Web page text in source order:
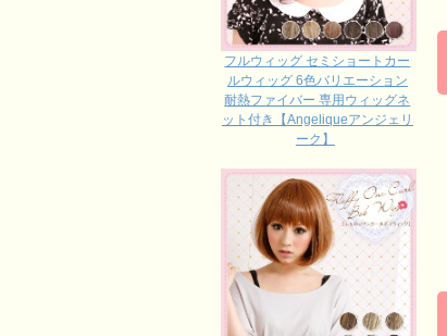
フルウィッグ セミショートカー
ルウィッグ 6色バリエーション
耐熱ファイバー 専用ウィッグネ
ット付き【Angeliqueアンジェリ
ーク】